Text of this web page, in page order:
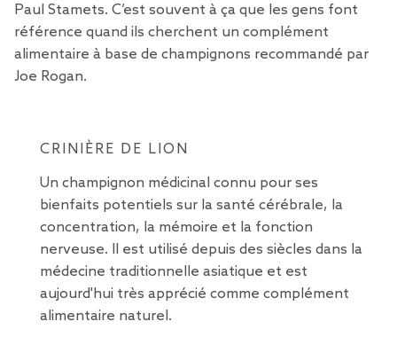
Paul Stamets. C’est souvent à ça que les gens font
référence quand ils cherchent un complément
alimentaire à base de champignons recommandé par
Joe Rogan.
CRINIÈRE DE LION
Un champignon médicinal connu pour ses
bienfaits potentiels sur la santé cérébrale, la
concentration, la mémoire et la fonction
nerveuse. Il est utilisé depuis des siècles dans la
médecine traditionnelle asiatique et est
aujourd'hui très apprécié comme complément
alimentaire naturel.